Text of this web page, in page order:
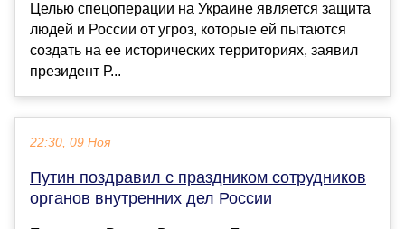
Целью спецоперации на Украине является защита
людей и России от угроз, которые ей пытаются
создать на ее исторических территориях, заявил
президент Р...
22:30, 09 Ноя
Путин поздравил с праздником сотрудников
органов внутренних дел России